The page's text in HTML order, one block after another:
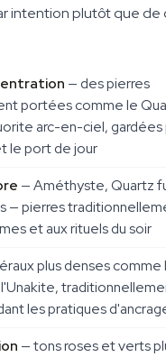
intention plutôt que de
— des pierres
portées comme le
arc-en-ciel, gardées
le port de jour
— Améthyste, Quartz
— pierres
et aux rituels du soir
plus denses comme
les pratiques
— tons roses et verts